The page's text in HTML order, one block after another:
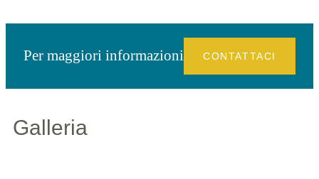
Per maggiori informazioni CONTATTACI
Galleria